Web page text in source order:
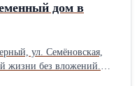
дом в
ул. Семёновская,
жизни без вложений.
Площадь 100,2 м²,